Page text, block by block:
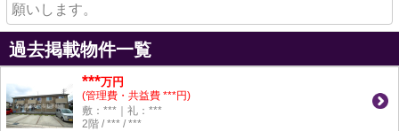
願いします。
過去掲載物件一覧
***万円
(管理費・共益費 ***円)
敷：***｜礼：***
2階 / *** / ***